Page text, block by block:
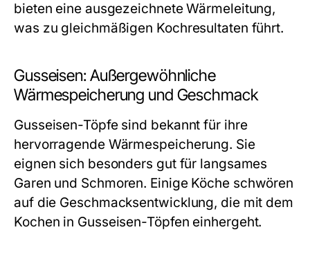
bieten eine ausgezeichnete Wärmeleitung,
was zu gleichmäßigen Kochresultaten führt.
Gusseisen: Außergewöhnliche
Wärmespeicherung und Geschmack
Gusseisen-Töpfe sind bekannt für ihre
hervorragende Wärmespeicherung. Sie
eignen sich besonders gut für langsames
Garen und Schmoren. Einige Köche schwören
auf die Geschmacksentwicklung, die mit dem
Kochen in Gusseisen-Töpfen einhergeht.